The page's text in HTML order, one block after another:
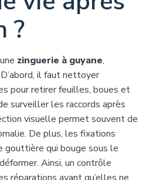
?
zinguerie à guyane,
il faut nettoyer
pour retirer feuilles, boues et
surveiller les raccords après
visuelle permet souvent de
De plus, les fixations
qui bouge sous le
Ainsi, un contrôle